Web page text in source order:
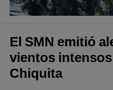
El SMN emitió
vientos
Chiquita